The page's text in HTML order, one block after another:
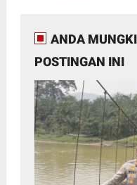
ANDA
POSTINGAN INI